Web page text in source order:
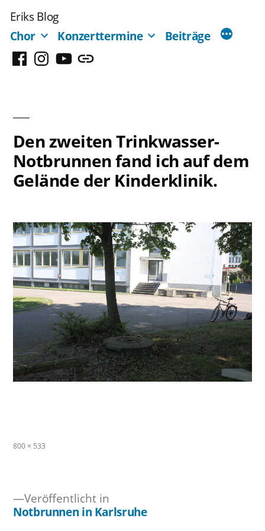
Inhalt
springen
Eriks Blog
Chor
Konzerttermine Beiträge
FacebookInstagram
YouTubeMastodon
Den zweiten Trinkwasser-
Notbrunnen fand ich auf dem
Gelände der Kinderklinik.
Originalgröße
800 × 533
Veröffentlicht in
Notbrunnen in Karlsruhe